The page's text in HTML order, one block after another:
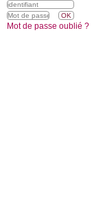
Mot de passe oublié ?